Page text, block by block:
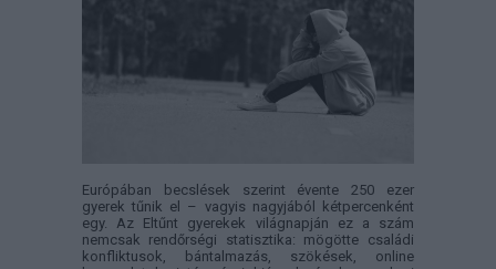
Európában becslések szerint évente 250 ezer
gyerek tűnik el – vagyis nagyjából kétpercenként
egy. Az Eltűnt gyerekek világnapján ez a szám
nemcsak rendőrségi statisztika: mögötte családi
konfliktusok, bántalmazás, szökések, online